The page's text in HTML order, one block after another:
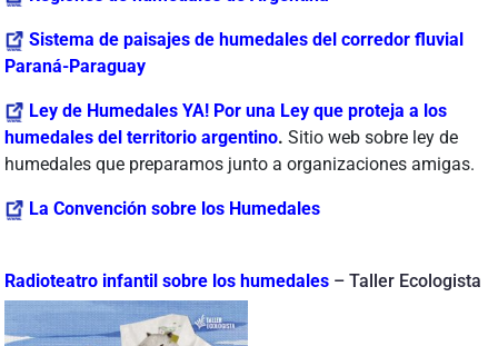
Sistema de paisajes de humedales del corredor fluvial
Paraná-Paraguay
Ley de Humedales YA! Por una Ley que proteja a los
humedales del territorio argentino.Sitio web sobre ley de
humedales que preparamos junto a organizaciones amigas.
La Convención sobre los Humedales
Radioteatro infantil sobre los humedales – Taller Ecologista